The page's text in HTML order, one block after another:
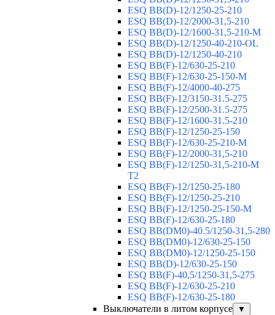
ESQ ВВ(D)-12/1250-25-210
ESQ BB(D)-12/2000-31,5-210
ESQ BB(D)-12/1600-31,5-210-М
ESQ BB(D)-12/1250-40-210-OL
ESQ BB(D)-12/1250-40-210
ESQ ВВ(F)-12/630-25-210
ESQ ВВ(F)-12/630-25-150-М
ESQ ВВ(F)-12/4000-40-275
ESQ ВВ(F)-12/3150-31.5-275
ESQ ВВ(F)-12/2500-31.5-275
ESQ ВВ(F)-12/1600-31.5-210
ESQ ВВ(F)-12/1250-25-150
ESQ BB(F)-12/630-25-210-М
ESQ BB(F)-12/2000-31,5-210
ESQ BB(F)-12/1250-31,5-210-М
T2
ESQ BB(F)-12/1250-25-180
ESQ ВВ(F)-12/1250-25-210
ESQ ВВ(F)-12/1250-25-150-М
ESQ BB(F)-12/630-25-180
ESQ ВВ(DM0)-40.5/1250-31,5-280
ESQ ВВ(DM0)-12/630-25-150
ESQ ВВ(DM0)-12/1250-25-150
ESQ BB(D)-12/630-25-150
ESQ ВВ(F)-40,5/1250-31,5-275
ESQ ВВ(F)-12/630-25-210
ESQ ВВ(F)-12/630-25-180
Выключатели в литом корпусе
▼